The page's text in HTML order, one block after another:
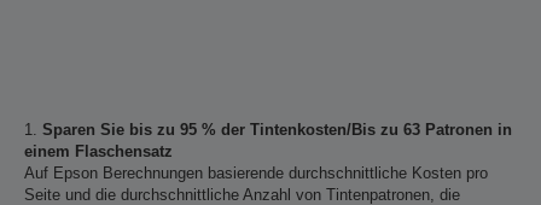
1. Sparen Sie bis zu 95 % der Tintenkosten/Bis zu 63 Patronen in
einem Flaschensatz
Auf Epson Berechnungen basierende durchschnittliche Kosten pro
Seite und die durchschnittliche Anzahl von Tintenpatronen, die